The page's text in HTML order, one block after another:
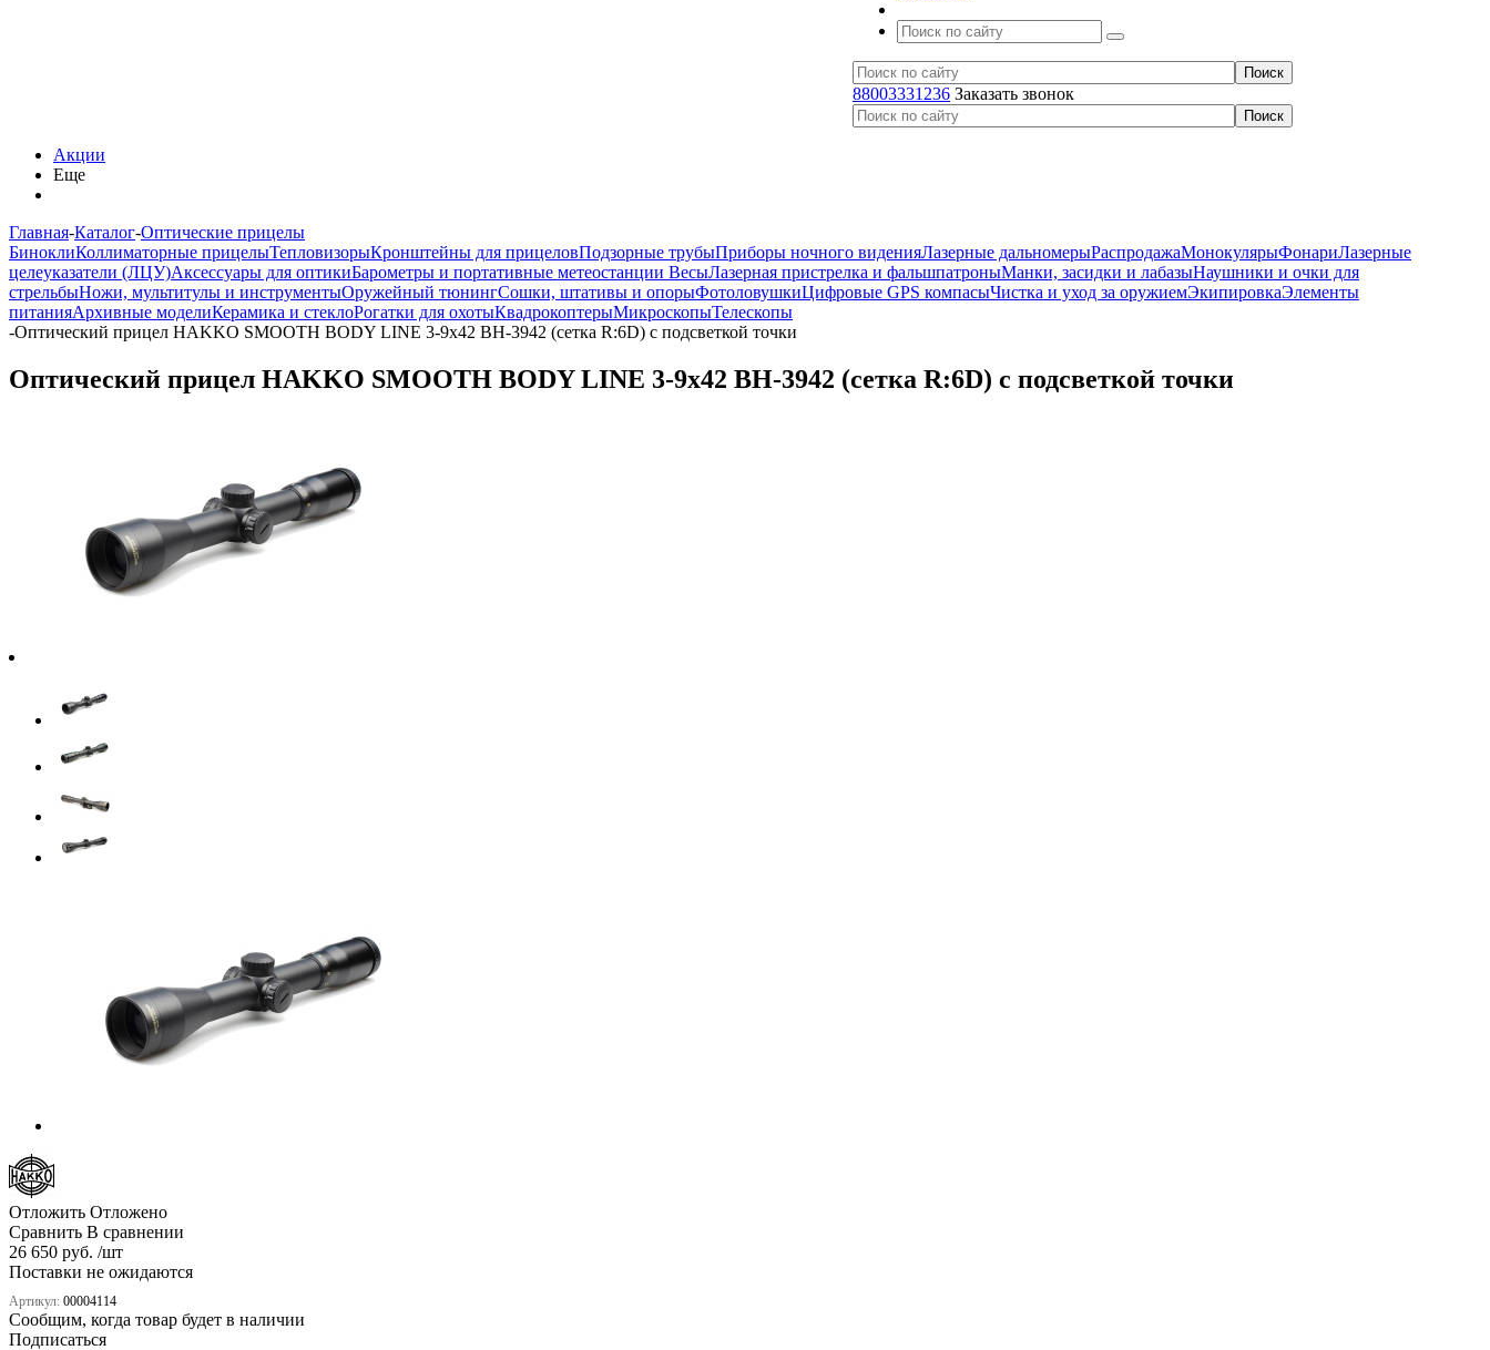
88003331236 Заказать звонок
Акции
Еще
Главная-Каталог-Оптические прицелы
БиноклиКоллиматорные прицелыТепловизорыКронштейны для прицеловПодзорные трубыПриборы ночного виденияЛазерные дальномерыРаспродажаМонокулярыФонариЛазерные
целеуказатели (ЛЦУ)Аксессуары для оптикиБарометры и портативные метеостанции ВесыЛазерная пристрелка и фальшпатроныМанки, засидки и лабазыНаушники и очки для
стрельбыНожи, мультитулы и инструментыОружейный тюнингСошки, штативы и опорыФотоловушкиЦифровые GPS компасыЧистка и уход за оружиемЭкипировкаЭлементы
питанияАрхивные моделиКерамика и стеклоРогатки для охотыКвадрокоптерыМикроскопыТелескопы
-Оптический прицел HAKKO SMOOTH BODY LINE 3-9x42 BH-3942 (сетка R:6D) с подсветкой точки
Оптический прицел HAKKO SMOOTH BODY LINE 3-9x42 BH-3942 (сетка R:6D) с подсветкой точки
Отложить Отложено
Сравнить В сравнении
26 650 руб. /шт
Поставки не ожидаются
Артикул: 00004114
Сообщим, когда товар будет в наличии
Подписаться